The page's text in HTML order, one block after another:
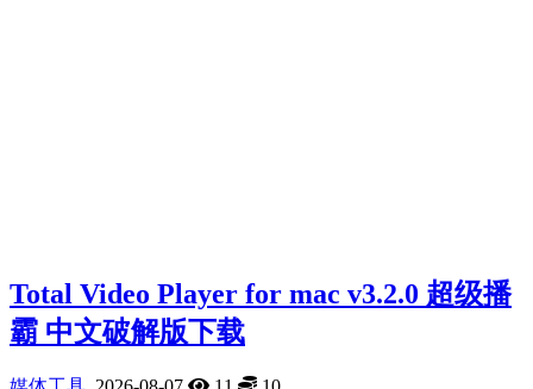
Total Video Player for mac v3.2.0 超级播
霸 中文破解版下载